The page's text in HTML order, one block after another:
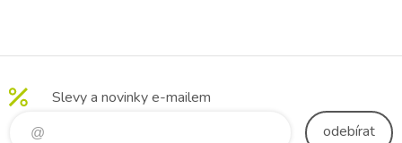
Slevy a novinky e-mailem
odebírat